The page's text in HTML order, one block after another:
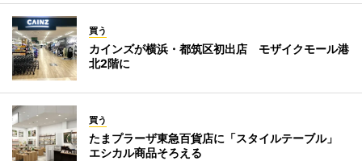
買う
カインズが横浜・都筑区初出店 モザイクモール港
北2階に
買う
たまプラーザ東急百貨店に「スタイルテーブル」
エシカル商品そろえる